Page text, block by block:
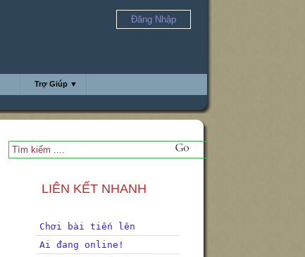
Đăng Nhập
Trợ Giúp ▼
LIÊN KẾT NHANH
Chơi bài tiến lên
Ai đang online!